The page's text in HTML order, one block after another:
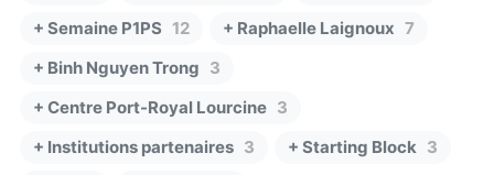
+ Semaine P1PS 12 + Raphaelle Laignoux 7
+ Binh Nguyen Trong 3
+ Centre Port-Royal Lourcine 3
+ Institutions partenaires 3 + Starting Block 3